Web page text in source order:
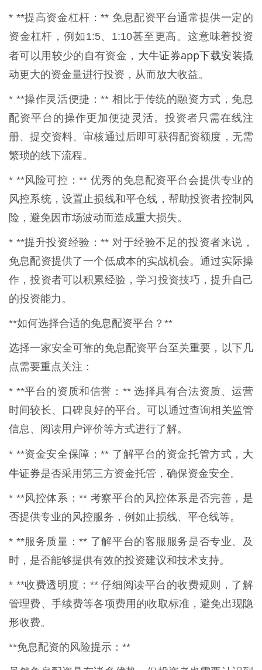
* **提高资金杠杆：** 免息配资平台通常提供一定的
资金杠杆，例如1:5、1:10甚至更高。这意味着投资
者可以用较少的自有资金， 大牛证券app下载安装撬
动更大的资金量进行投资，从而放大收益。
* **操作灵活便捷：** 相比于传统的融资方式，免息
配资平台的操作更加便捷灵活。投资者只需在线注
册、提交资料、审核通过后即可获得配资额度，无需
繁琐的线下流程。
* **风险可控：** 优秀的免息配资平台会提供专业的
风控系统，设置止损线和平仓线，帮助投资者控制风
险，避免因市场波动而造成重大损失。
* **提升投资经验：** 对于经验不足的投资者来说，
免息配资提供了一个低成本的实战机会。通过实际操
作，投资者可以积累经验，学习投资技巧，提升自己
的投资能力。
**如何选择合适的免息配资平台？**
选择一家安全可靠的免息配资平台至关重要，以下几
点需要重点关注：
* **平台的资质和信誉：** 选择具有合法资质、运营
时间较长、口碑良好的平台。可以通过查询相关监管
信息、阅读用户评价等方式进行了解。
* **资金安全保障：** 了解平台的资金托管方式， 大
牛证券是否采用第三方资金托管，确保资金安全。
* **风控体系：** 考察平台的风控体系是否完善，是
否提供专业的风控服务，例如止损线、平仓线等。
* **服务质量：** 了解平台的客服服务是否专业、及
时，是否能够提供有效的投资建议和技术支持。
* **收费透明度：** 仔细阅读平台的收费规则，了解
管理费、手续费等各项费用的收取标准，避免出现隐
形收费。
**免息配资的风险提示：**